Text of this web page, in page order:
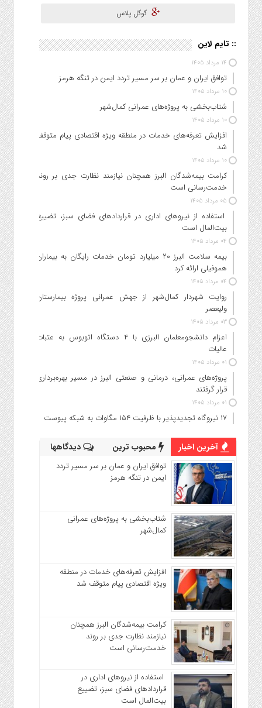
گوگل پلاس
:: تایم لاین
۱۴ مرداد ۱۴۰۵
توافق ایران و عمان بر سر مسیر تردد ایمن در تنگه هرمز
۱۰ مرداد ۱۴۰۵
شتاب‌بخشی به پروژه‌های عمرانی کمال‌شهر
۱۰ مرداد ۱۴۰۵
افزایش تعرفه‌های خدمات در منطقه ویژه اقتصادی پیام متوقف
شد
۱۰ مرداد ۱۴۰۵
کرامت بیمه‌شدگان البرز همچنان نیازمند نظارت جدی بر روند
خدمت‌رسانی است
۰۵ مرداد ۱۴۰۵
استفاده از نیروهای اداری در قراردادهای فضای سبز، تضییع
بیت‌المال است
۰۴ مرداد ۱۴۰۵
بیمه سلامت البرز ۲۰ میلیارد تومان خدمات رایگان به بیماران
هموفیلی ارائه کرد
۰۴ مرداد ۱۴۰۵
روایت شهردار کمال‌شهر از جهش عمرانی پروژه بیمارستان
ولیعصر
۰۳ مرداد ۱۴۰۵
اعزام دانشجو‌معلمان البرزی با ۴ دستگاه اتوبوس به عتبات
عالیات
۰۱ مرداد ۱۴۰۵
پروژه‌های عمرانی، درمانی و صنعتی البرز در مسیر بهره‌برداری
قرار گرفتند
۰۱ مرداد ۱۴۰۵
۱۷ نیروگاه تجدیدپذیر با ظرفیت ۱۵۴ مگاوات به شبکه پیوست
آخرین اخبار محبوب ترین دیدگاهها
توافق ایران و عمان بر سر مسیر تردد
ایمن در تنگه هرمز
شتاب‌بخشی به پروژه‌های عمرانی
کمال‌شهر
افزایش تعرفه‌های خدمات در منطقه
ویژه اقتصادی پیام متوقف شد
کرامت بیمه‌شدگان البرز همچنان
نیازمند نظارت جدی بر روند
خدمت‌رسانی است
استفاده از نیروهای اداری در
قراردادهای فضای سبز، تضییع
بیت‌المال است